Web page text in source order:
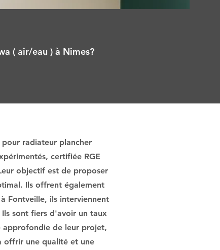
( air/eau ) à Nimes?
pour radiateur plancher
certifiée RGE
objectif est de proposer
Ils offrent également
Fontveille, ils interviennent
sont fiers d'avoir un taux
approfondie de leur projet,
offrir une qualité et une